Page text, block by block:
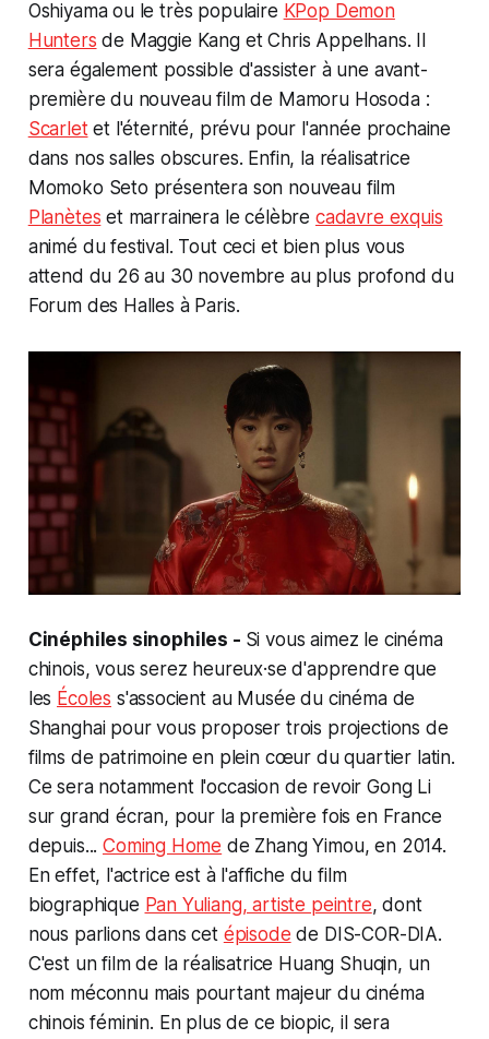
Oshiyama ou le très populaire KPop Demon
Hunters de Maggie Kang et Chris Appelhans. Il
sera également possible d'assister à une avant-
première du nouveau film de Mamoru Hosoda :
Scarletet l'éternité, prévu pour l'année prochaine
dans nos salles obscures. Enfin, la réalisatrice
Momoko Seto présentera son nouveau film
Planètes et marrainera le célèbre cadavre exquis
animé du festival. Tout ceci et bien plus vous
attend du 26 au 30 novembre au plus profond du
Forum des Halles à Paris.
Cinéphiles sinophiles - Si vous aimez le cinéma
chinois, vous serez heureux·se d'apprendre que
les Écoles s'associent au Musée du cinéma de
Shanghai pour vous proposer trois projections de
films de patrimoine en plein cœur du quartier latin.
Ce sera notamment l'occasion de revoir Gong Li
sur grand écran, pour la première fois en France
depuis...Coming Home de Zhang Yimou, en 2014.
En effet, l'actrice est à l'affiche du film
biographique Pan Yuliang, artiste peintre, dont
nous parlions dans cet épisode de DIS-COR-DIA.
C'est un film de la réalisatrice Huang Shuqin, un
nom méconnu mais pourtant majeur du cinéma
chinois féminin. En plus de ce biopic, il sera